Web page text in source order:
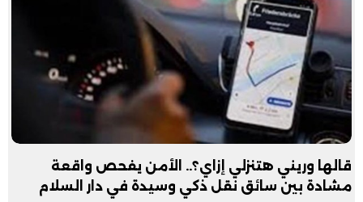
قالها وريني هتنزلي إزاي؟.. الأمن يفحص واقعة
مشادة بين سائق نقل ذكي وسيدة في دار السلام